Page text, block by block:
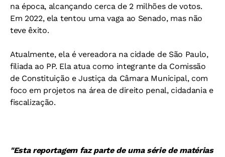
na época, alcançando cerca de 2 milhões de votos.
Em 2022, ela tentou uma vaga ao Senado, mas não
teve êxito.
Atualmente, ela é vereadora na cidade de São Paulo,
filiada ao PP. Ela atua como integrante da Comissão
de Constituição e Justiça da Câmara Municipal, com
foco em projetos na área de direito penal, cidadania e
fiscalização.
"Esta reportagem faz parte de uma série de matérias